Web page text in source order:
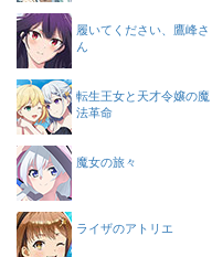
履いてください、鷹峰さ
ん
転生王女と天才令嬢の魔
法革命
魔女の旅々
ライザのアトリエ